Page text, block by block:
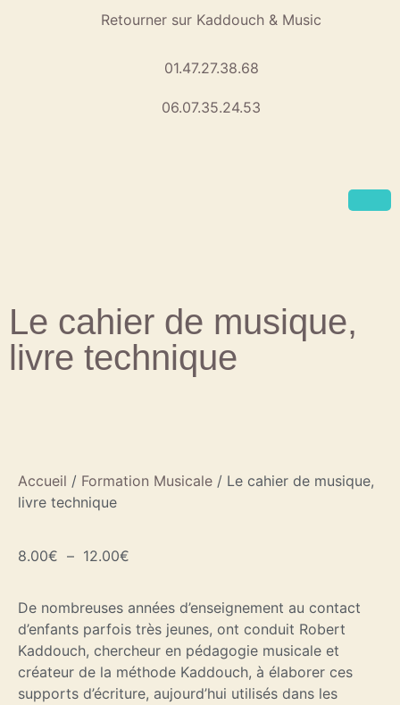
Retourner sur Kaddouch & Music
01.47.27.38.68
06.07.35.24.53
Le cahier de musique,
livre technique
Accueil / Formation Musicale / Le cahier de musique,
livre technique
8.00€ – 12.00€
De nombreuses années d’enseignement au contact
d’enfants parfois très jeunes, ont conduit Robert
Kaddouch, chercheur en pédagogie musicale et
créateur de la méthode Kaddouch, à élaborer ces
supports d’écriture, aujourd’hui utilisés dans les